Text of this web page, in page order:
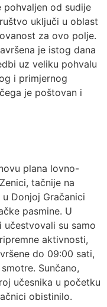
od sudije
uključi u oblast
za ovo polje.
je istog dana
uz veliku pohvalu
i primjernog
je poštovan i
plana lovno-
tačnije na
Donjoj Gračanici
pasmine. U
su samo
aktivnosti,
do 09:00 sati,
Sunčano,
učesnika u početku
obistinilo.